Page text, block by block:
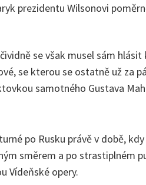
prezidentu Wilsonovi
se však musel sám
se kterou se ostatně už za
samotného Gustava
po Rusku právě v době,
směrem a po strastiplném
Vídeňské opery.